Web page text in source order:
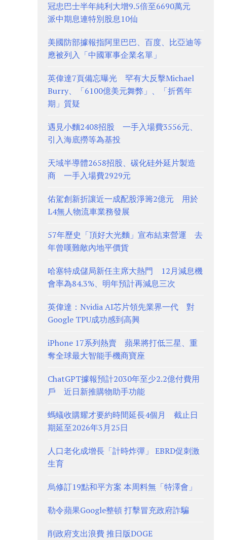
冠忠巴士半年純利大增9.5倍至6690萬元
派中期息連特別股息10仙
美國防部據報指阿里巴巴、百度、比亞迪等
應被列入「中國軍事企業名單」
英偉達7頁備忘曝光 罕有大反擊Michael
Burry、「6100億美元舞弊」、「折舊年
期」質疑
遇見小麵2408招股 一手入場費3556元、
引入海底撈等為基投
天域半導體2658招股、碳化硅外延片製造
商 一手入場費2929元
佑駕創新折讓近一成配股淨籌2億元 用於
L4無人物流車業務發展
57年歷史「頂好大光麵」宣布結束營運 去
年曾嘆難敵內地平價貨
哈塞特成儲局新任主席大熱門 12月減息機
會率為84.3%、明年預計再減息三次
英偉達：Nvidia AI芯片領先業界一代 對
Google TPU成功感到高興
iPhone 17系列熱賣 蘋果將打低三星、重
奪全球最大智能手機商寶座
ChatGPT據報預計2030年至少2.2億付費用
戶 近日新推購物助手功能
螞蟻收購耀才要約時間延長4個月 截止日
期延至2026年3月25日
人口老化成增長「計時炸彈」 EBRD促刺激
生育
烏修訂19點和平方案 本周料無「特澤會」
勒令蘋果Google整頓 打擊冒充政府詐騙
削政府支出浪費 推日版DOGE